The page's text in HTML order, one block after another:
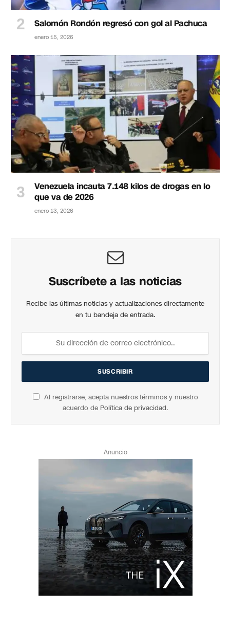
Salomón Rondón regresó con gol al Pachuca
enero 15, 2026
Venezuela incauta 7.148 kilos de drogas en lo
que va de 2026
enero 13, 2026
Suscríbete a las noticias
Recibe las últimas noticias y actualizaciones directamente
en tu bandeja de entrada.
Al registrarse, acepta nuestros términos y nuestro
acuerdo de Política de privacidad.
Anuncio